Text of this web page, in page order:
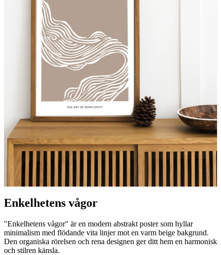
Enkelhetens vågor
"Enkelhetens vågor" är en modern abstrakt poster som hyllar
minimalism med flödande vita linjer mot en varm beige bakgrund.
Den organiska rörelsen och rena designen ger ditt hem en harmonisk
och stilren känsla.